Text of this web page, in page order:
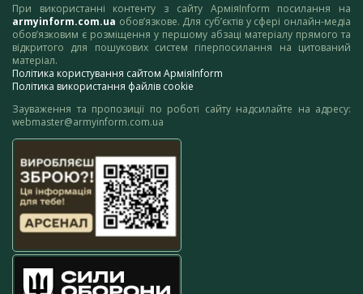
При використанні контенту з сайту АрміяInform посилання на
armyinform.com.ua обов’язкове. Для суб’єктів у сфері онлайн-медіа
обов’язковим є розміщення у першому абзаці матеріалу прямого та
відкритого для пошукових систем гіперпосилання на цитований
матеріал.
Політика користування сайтом АрміяInform
Політика використання файлів cookie
Зауваження та пропозиції по роботі сайту надсилайте на адресу:
webmaster@armyinform.com.ua